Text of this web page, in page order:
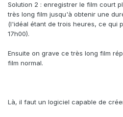
Solution 2 : enregistrer le film court
très long film jusqu'à obtenir une
(l'idéal étant de trois heures, ce qui
17h00).
Ensuite on grave ce très long film
film normal.
Là, il faut un logiciel capable de